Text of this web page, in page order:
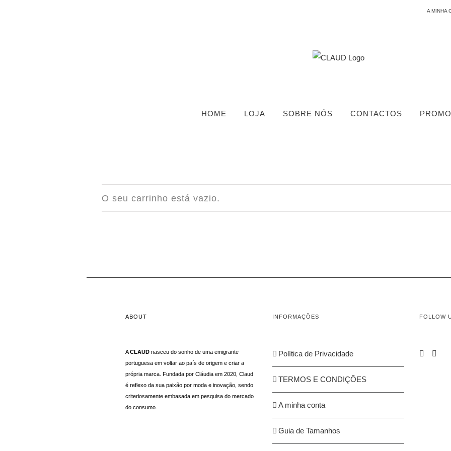
A MINHA
HOME LOJA SOBRE NÓS CONTACTOS
O seu carrinho está vazio.
ABOUT
ACLAUD nasceu do sonho de uma emigrante
portuguesa em voltar ao país de origem e criar a
própria marca. Fundada por Cláudia em 2020, Claud
é reflexo da sua paixão por moda e inovação, sendo
criteriosamente embasada em pesquisa do mercado
do consumo.
INFORMAÇÕES
Política de Privacidade
TERMOS E CONDIÇÕES
A minha conta
Guia de Tamanhos
FOLLOW